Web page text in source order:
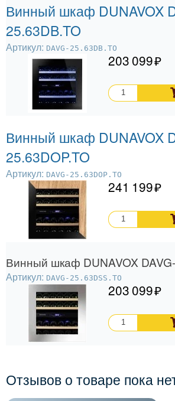
Винный шкаф DUNAVOX
25.63DB.TO
Артикул: DAVG-25.63DB.TO
203 099
Винный шкаф DUNAVOX
25.63DOP.TO
Артикул: DAVG-25.63DOP.TO
241 199
Винный шкаф DUNAVOX
Артикул: DAVG-25.63DSS.TO
203 099
Отзывов о товаре пока